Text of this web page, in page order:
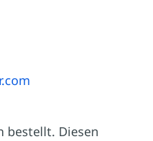
bestellt. Diesen